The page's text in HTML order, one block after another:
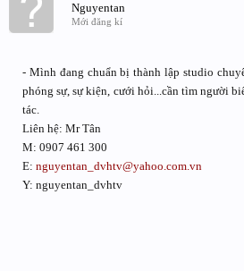
Nguyentan
Mới đăng kí
- Mình đang chuẩn bị thành lập studio
phóng sự, sự kiện, cưới hỏi...cần tìm người
tác.
Liên hệ: Mr Tân
M: 0907 461 300
E: nguyentan_dvhtv@yahoo.com.vn
Y: nguyentan_dvhtv